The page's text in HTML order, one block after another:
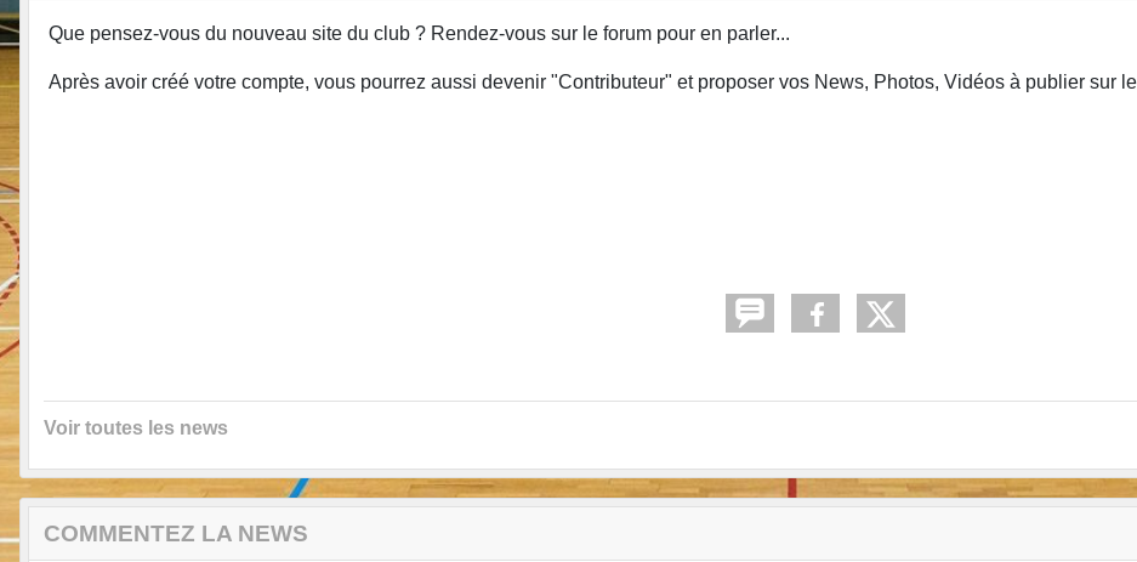
Que pensez-vous du nouveau site du club ? Rendez-vous sur le forum pour en parler...
Après avoir créé votre compte, vous pourrez aussi devenir "Contributeur" et proposer vos News, Photos, Vidéos à publier sur
Voir toutes les news
COMMENTEZ LA NEWS